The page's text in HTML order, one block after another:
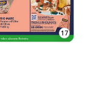
17